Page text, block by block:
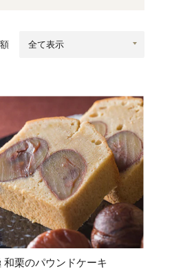
和栗のパウンドケーキ